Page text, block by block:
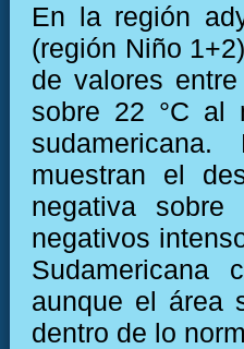
En la región
(región Niño
de valores
sobre 22 °C al
muestran el
negativa sobre
negativos
aunque el área
dentro de lo